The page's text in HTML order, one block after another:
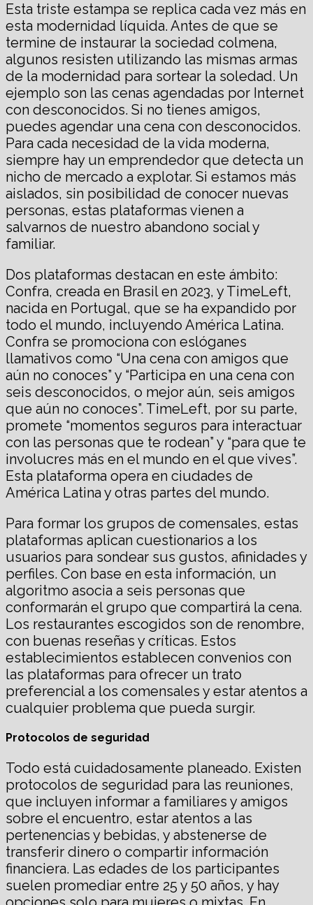
Esta triste estampa se replica cada vez más en
esta modernidad líquida. Antes de que se
termine de instaurar la sociedad colmena,
algunos resisten utilizando las mismas armas
de la modernidad para sortear la soledad. Un
ejemplo son las cenas agendadas por Internet
con desconocidos. Si no tienes amigos,
puedes agendar una cena con desconocidos.
Para cada necesidad de la vida moderna,
siempre hay un emprendedor que detecta un
nicho de mercado a explotar. Si estamos más
aislados, sin posibilidad de conocer nuevas
personas, estas plataformas vienen a
salvarnos de nuestro abandono social y
familiar.
Dos plataformas destacan en este ámbito:
Confra, creada en Brasil en 2023, y TimeLeft,
nacida en Portugal, que se ha expandido por
todo el mundo, incluyendo América Latina.
Confra se promociona con eslóganes
llamativos como “Una cena con amigos que
aún no conoces” y “Participa en una cena con
seis desconocidos, o mejor aún, seis amigos
que aún no conoces”. TimeLeft, por su parte,
promete “momentos seguros para interactuar
con las personas que te rodean” y “para que te
involucres más en el mundo en el que vives”.
Esta plataforma opera en ciudades de
América Latina y otras partes del mundo.
Para formar los grupos de comensales, estas
plataformas aplican cuestionarios a los
usuarios para sondear sus gustos, afinidades y
perfiles. Con base en esta información, un
algoritmo asocia a seis personas que
conformarán el grupo que compartirá la cena.
Los restaurantes escogidos son de renombre,
con buenas reseñas y críticas. Estos
establecimientos establecen convenios con
las plataformas para ofrecer un trato
preferencial a los comensales y estar atentos a
cualquier problema que pueda surgir.
Protocolos de seguridad
Todo está cuidadosamente planeado. Existen
protocolos de seguridad para las reuniones,
que incluyen informar a familiares y amigos
sobre el encuentro, estar atentos a las
pertenencias y bebidas, y abstenerse de
transferir dinero o compartir información
financiera. Las edades de los participantes
suelen promediar entre 25 y 50 años, y hay